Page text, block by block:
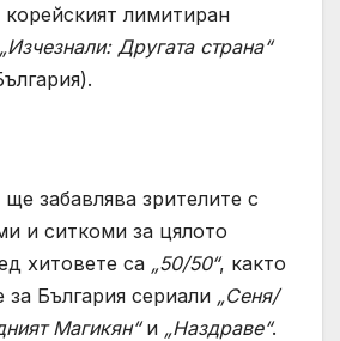
лимитиран
„Изчезнали: Другата страна“
ще забавлява зрителите с
и ситкоми за цялото
хитовете са „50/50“, както
България сериали „Сеня/
Магикян“и „Наздраве“.